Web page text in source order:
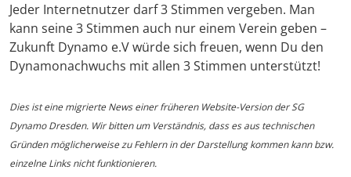
Jeder Internetnutzer darf 3 Stimmen vergeben. Man
kann seine 3 Stimmen auch nur einem Verein geben –
Zukunft Dynamo e.V würde sich freuen, wenn Du den
Dynamonachwuchs mit allen 3 Stimmen unterstützt!
Dies ist eine migrierte News einer früheren Website-Version der SG
Dynamo Dresden. Wir bitten um Verständnis, dass es aus technischen
Gründen möglicherweise zu Fehlern in der Darstellung kommen kann bzw.
einzelne Links nicht funktionieren.